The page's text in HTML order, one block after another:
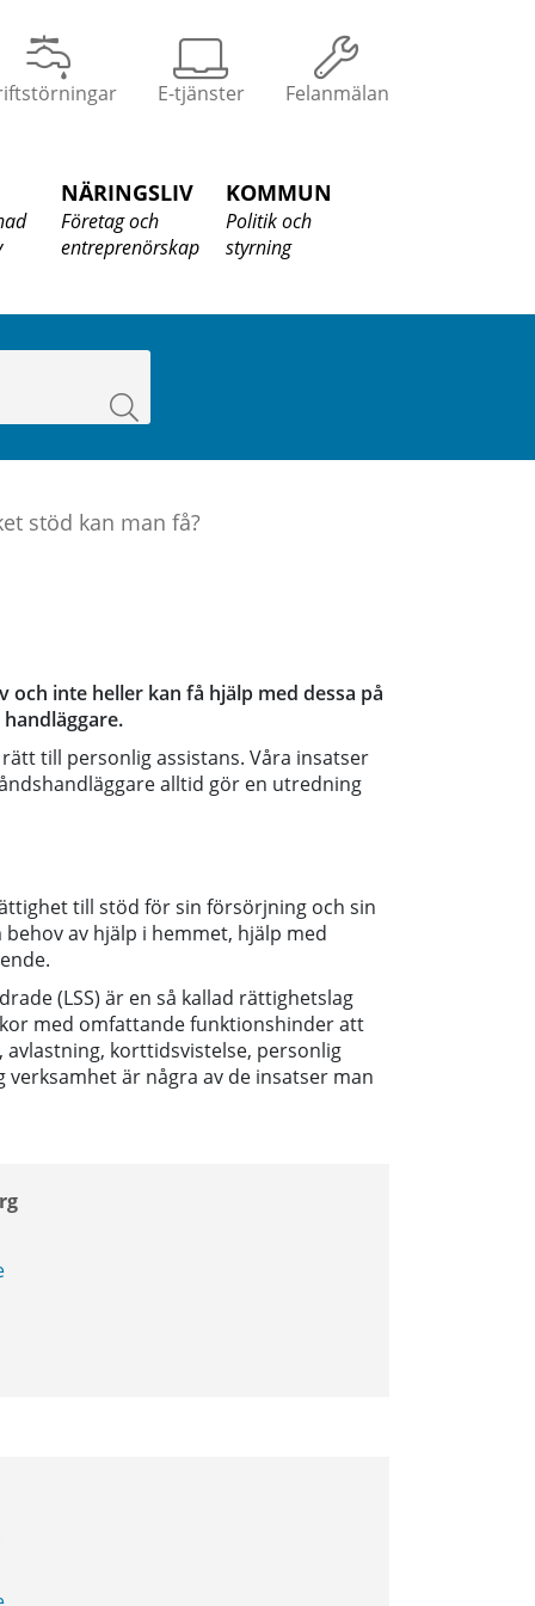
E-tjänster Felanmälan
NÄRINGSLIV
Företag och
entreprenörskap
KOMMUN
Politik och
styrning
Sök
stöd kan man få?
och inte heller kan få hjälp med dessa på
till personlig assistans. Våra insatser
alltid gör en utredning
till stöd för sin försörjning och sin
av hjälp i hemmet, hjälp med
(LSS) är en så kallad rättighetslag
med omfattande funktionshinder att
korttidsvistelse, personlig
är några av de insatser man